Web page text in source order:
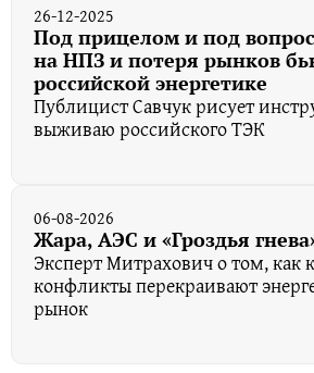
26-12-2025
Под прицелом и под
на НПЗ и потеря рынков
российской энергетике
Публицист Савчук рисует
выживаю российского ТЭК
06-08-2026
Жара, АЭС и «Гроздья
Эксперт Митрахович о том, как
конфликты перекраивают
рынок